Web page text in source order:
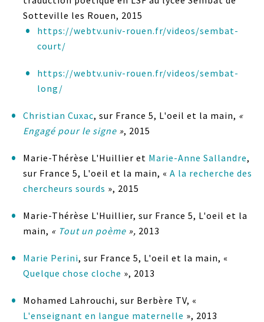
Sotteville les Rouen, 2015
https://webtv.univ-rouen.fr/videos/sembat-
court/
https://webtv.univ-rouen.fr/videos/sembat-
long/
Christian Cuxac, sur France 5, L'oeil et la main, «
Engagé pour le signe », 2015
Marie-Thérèse L'Huillier et Marie-Anne Sallandre,
sur France 5, L'oeil et la main, « A la recherche des
chercheurs sourds », 2015
Marie-Thérèse L'Huillier, sur France 5, L'oeil et la
main, « Tout un poème », 2013
Marie Perini, sur France 5, L'oeil et la main, «
Quelque chose cloche », 2013
Mohamed Lahrouchi, sur Berbère TV, «
L'enseignant en langue maternelle », 2013